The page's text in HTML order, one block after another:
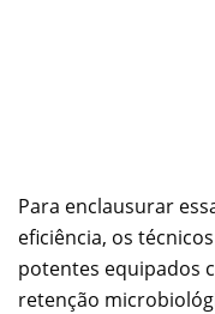
Para enclausurar
eficiência, os
potentes equipados
retenção